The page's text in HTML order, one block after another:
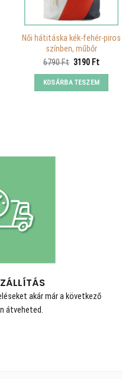
Női hátitáska kék-fehér-piros
színben, műbőr
6790Ft Original
was:
6790 Ft.
3190 FtCurrent
is:
3190 Ft.
KOSÁRBA TESZEM
akár már a következő
átveheted.